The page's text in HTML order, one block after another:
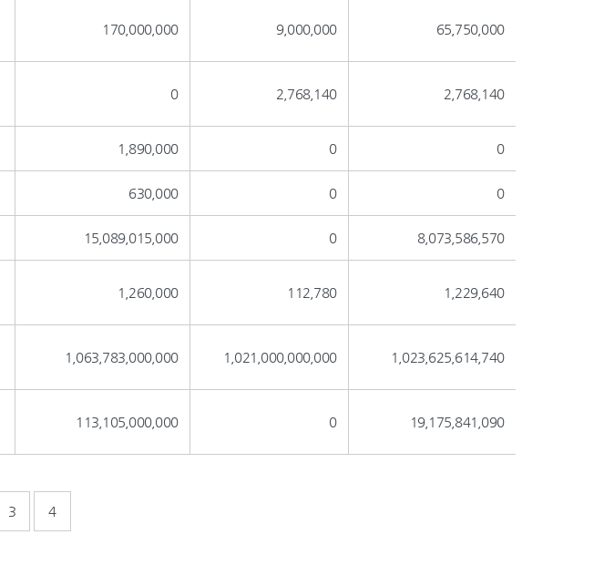
170,000,000 9,000,000 65,750,000
0 2,768,140 2,768,140
1,890,000 0 0
630,000 0 0
15,089,015,000 0 8,073,586,570
1,260,000 112,780 1,229,640
1,063,783,000,000 1,021,000,000,000 1,023,625,614,740
113,105,000,000 0 19,175,841,090
3 4